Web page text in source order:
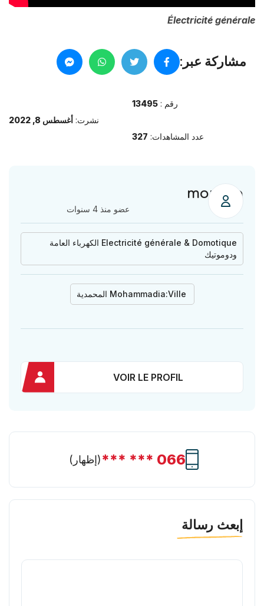
Électricité générale
مشاركة عبر:
رقم : 13495
نشرت: أغسطس 8, 2022
عدد المشاهدات: 327
moussa
عضو منذ 4 سنوات
Electricité générale & Domotique الكهرباء العامة
ودوموتيك
Ville: Mohammadia المحمدية
VOIR LE PROFIL
066 *** ***
(إظهار )
إبعث رسالة